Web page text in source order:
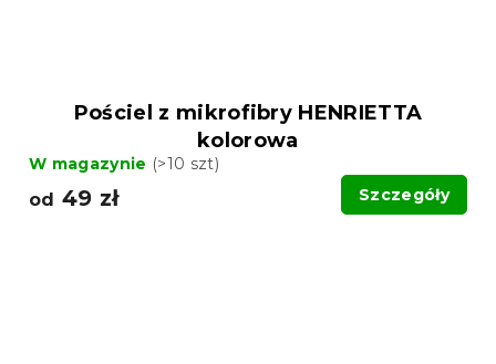
Pościel z mikrofibry HENRIETTA
kolorowa
W magazynie (>10 szt)
od 49 zł Szczegóły